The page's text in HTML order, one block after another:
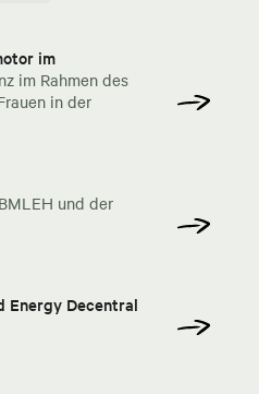
im
im Rahmen des
in der
und der
Energy Decentral